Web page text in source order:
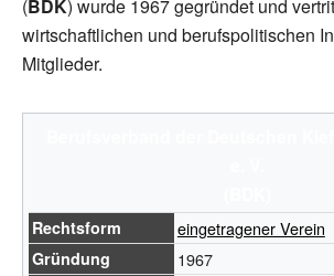
(BDK) wurde 1967 gegründet und
wirtschaftlichen und berufspolitischen
Mitglieder.
Rechtsform eingetragener Verein
Gründung 1967